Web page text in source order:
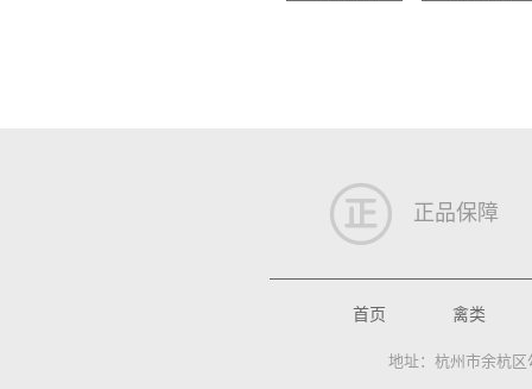
正品保障
首页 禽类
地址：杭州市余杭